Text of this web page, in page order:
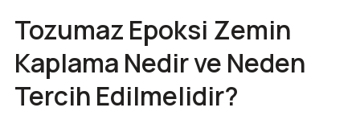
Tozumaz Epoksi Zemin
Kaplama Nedir ve Neden
Tercih Edilmelidir?